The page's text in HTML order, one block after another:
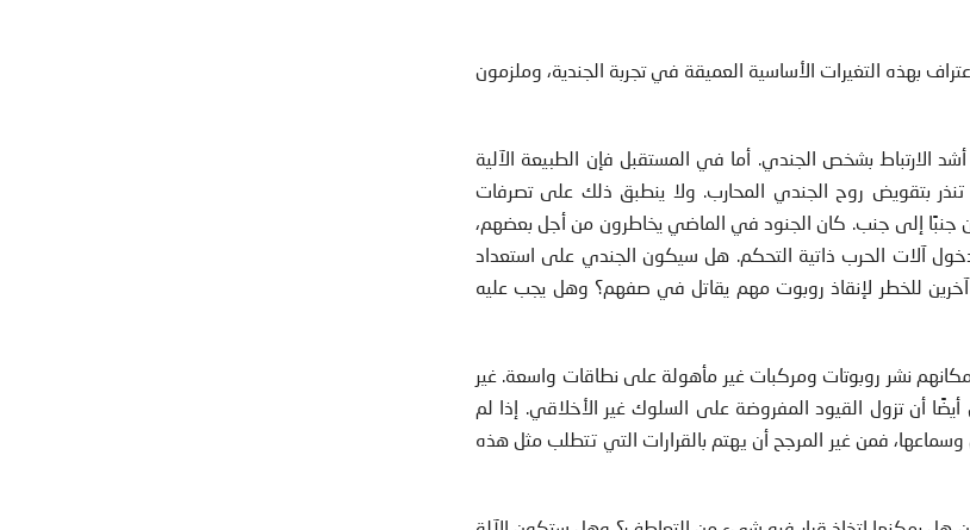
بهذه التغيرات الأساسية العميقة في تجربة الجندية، وملزمون
الارتباط بشخص الجندي. أما في المستقبل فإن الطبيعة الآلية
تنذر بتقويض روح الجندي المحارب. ولا ينطبق ذلك على تصرفات
جنبًا إلى جنب. كان الجنود في الماضي يخاطرون من أجل بعضهم،
آلات الحرب ذاتية التحكم. هل سيكون الجندي على استعداد
آخرين للخطر لإنقاذ روبوت مهم يقاتل في صفهم؟ وهل يجب عليه
نشر روبوتات ومركبات غير مأهولة على نطاقات واسعة. غير
أن تزول القيود المفروضة على السلوك غير الأخلاقي. إذا لم
فمن غير المرجح أن يهتم بالقرارات التي تتطلب مثل هذه